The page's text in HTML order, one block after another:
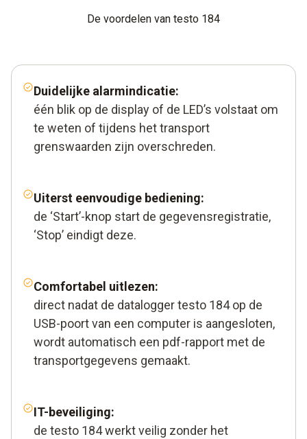
De voordelen van testo 184
Duidelijke alarmindicatie:
één blik op de display of de LED’s volstaat om
te weten of tijdens het transport
grenswaarden zijn overschreden.
Uiterst eenvoudige bediening:
de ‘Start’-knop start de gegevensregistratie,
‘Stop’ eindigt deze.
Comfortabel uitlezen:
direct nadat de datalogger testo 184 op de
USB-poort van een computer is aangesloten,
wordt automatisch een pdf-rapport met de
transportgegevens gemaakt.
IT-beveiliging:
de testo 184 werkt veilig zonder het